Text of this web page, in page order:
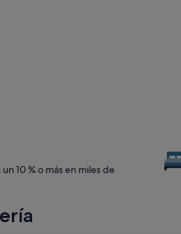
10 % o más en miles de